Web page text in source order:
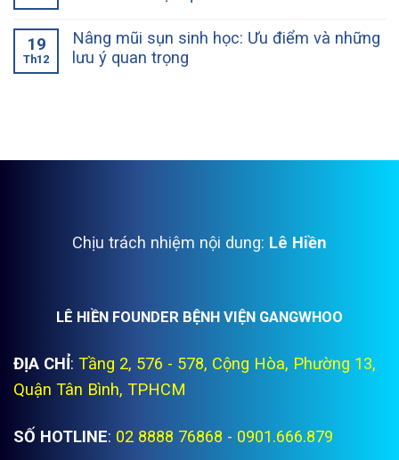
19
Th12
Nâng mũi sụn sinh học: Ưu điểm và những
lưu ý quan trọng
Chịu trách nhiệm nội dung: Lê Hiền
LÊ HIỀN FOUNDER BỆNH VIỆN GANGWHOO
ĐỊA CHỈ: Tầng 2, 576 - 578, Cộng Hòa, Phường 13,
Quận Tân Bình, TPHCM
SỐ HOTLINE: 02 8888 76868 - 0901.666.879